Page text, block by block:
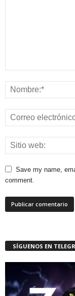
Save my name,
comment.
SÍGUENOS EN